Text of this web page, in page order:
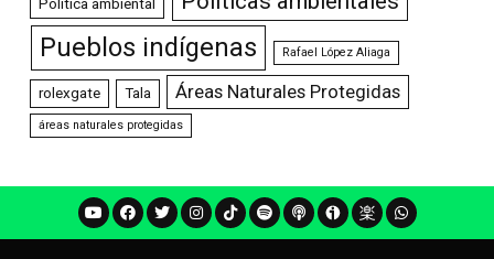
Política ambiental
Pueblos indígenas Rafael López Aliaga
rolexgate Tala Áreas Naturales Protegidas
áreas naturales protegidas